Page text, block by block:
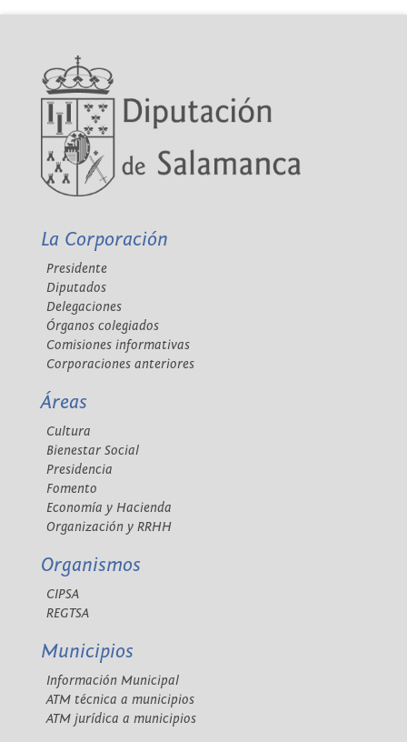
La Corporación
Presidente
Diputados
Delegaciones
Órganos colegiados
Comisiones informativas
Corporaciones anteriores
Áreas
Cultura
Bienestar Social
Presidencia
Fomento
Economía y Hacienda
Organización y RRHH
Organismos
CIPSA
REGTSA
Municipios
Información Municipal
ATM técnica a municipios
ATM jurídica a municipios